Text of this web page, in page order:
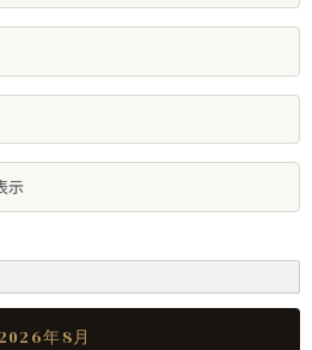
示
2026年8月